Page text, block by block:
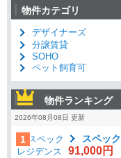
物件カテゴリ
デザイナーズ
分譲賃貸
SOHO
ペット飼育可
物件ランキング
2026年08月08日 更新
1 スペッ
91,000円